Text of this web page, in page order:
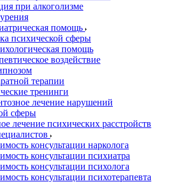
при алкоголизме
помощь
психической сферы
помощь
воздействие
терапии
тренинги
лечение нарушений
сферы
лечение психических расстройств
консультации нарколога
консультации психиатра
консультации психолога
консультации психотерапевта